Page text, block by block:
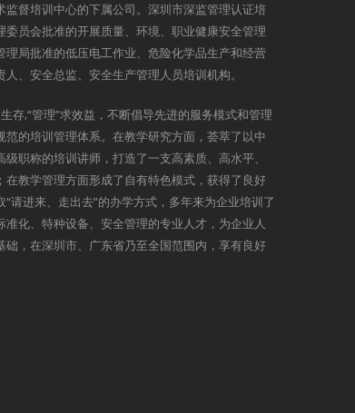
督培训中心的下属公司。深圳市深监管理认证培
员会批准的开展质量、环境、职业健康安全管理
局批准的低压电工作业、危险化学品生产和经营
、安全总监、安全生产管理人员培训机构。
存,“管理”求效益，不断倡导先进的服务模式和管理
的培训管理体系。在教学研究方面，荟萃了以中
职称的培训讲师，打造了一支高素质、高水平、
教学管理方面形成了自有特色模式，获得了良好
请进来、走出去”的办学方式，多年来为企业培训了
化、特种设备、安全管理的专业人才，为企业人
，在深圳市、广东省乃至全国范围内，享有良好